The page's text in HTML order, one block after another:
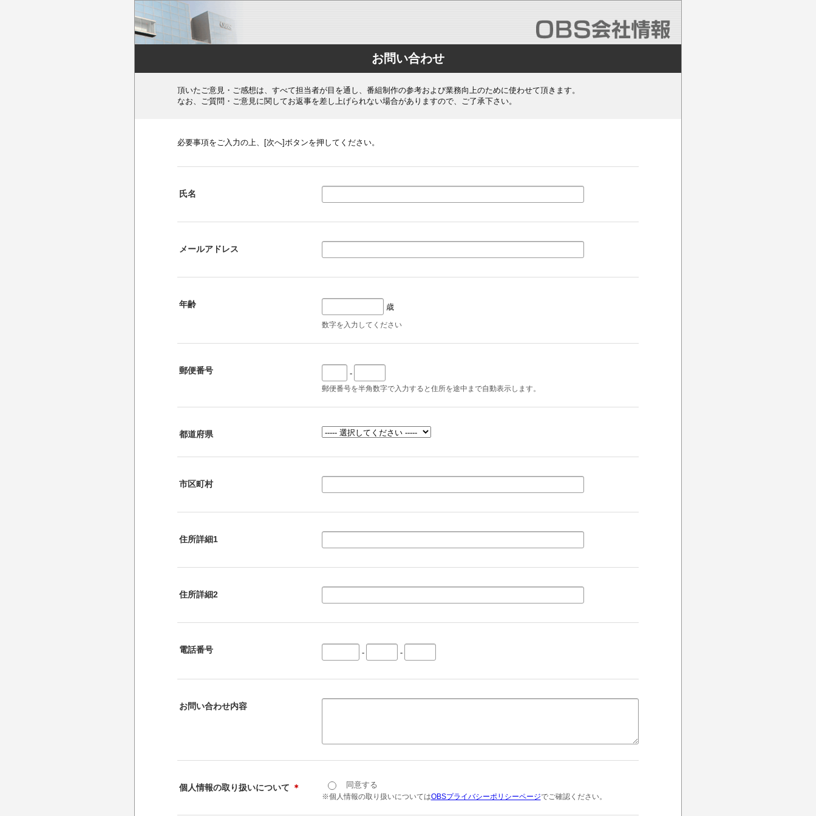
お問い合わせ
頂いたご意見・ご感想は、すべて担当者が目を通し、番組制作の参考および業務向上のために使わせて頂きます。
なお、ご質問・ご意見に関してお返事を差し上げられない場合がありますので、ご了承下さい。
必要事項をご入力の上、[次へ]ボタンを押してください。
氏名
メールアドレス
年齢 歳
数字を入力してください
郵便番号 -
郵便番号を半角数字で入力すると住所を途中まで自動表示します。
都道府県
市区町村
住所詳細1
住所詳細2
電話番号 - -
お問い合わせ内容
個人情報の取り扱いについて ＊ 同意する
※個人情報の取り扱いについてはOBSプライバシーポリシーページでご確認ください。